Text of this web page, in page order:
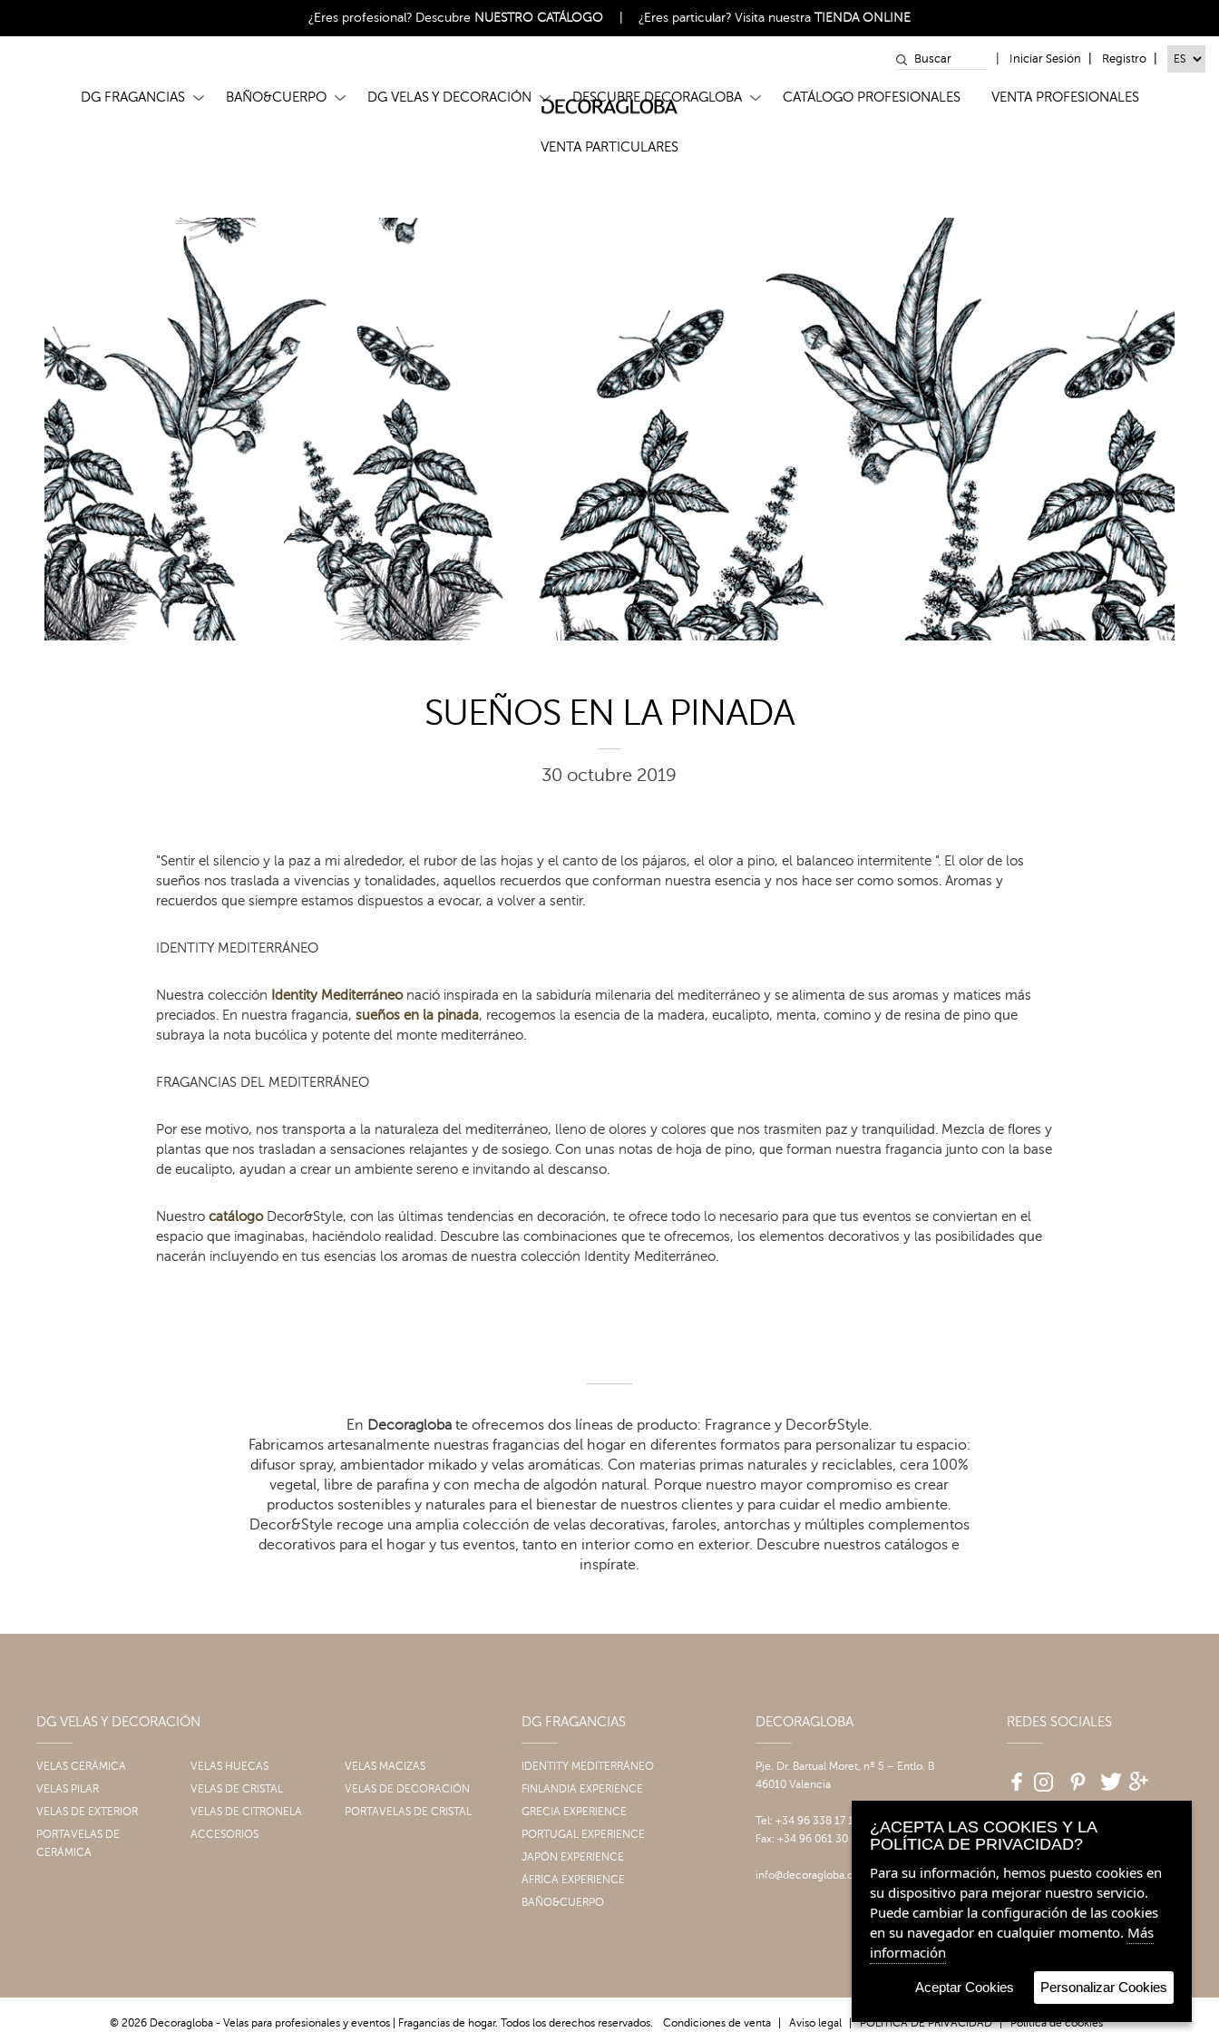
¿Eres profesional? Descubre NUESTRO CATÁLOGO ¿Eres particular?Visita nuestraTIENDA ONLINE
Iniciar Sesión Registro
DG FRAGANCIAS BAÑO&CUERPO DG VELAS Y DECORACIÓN DESCUBRE DECORAGLOBA CATÁLOGO PROFESIONALES VENTA PROFESIONALES
VENTA PARTICULARES
1
SUEÑOS EN LA PINADA
30 octubre 2019
"Sentir el silencio y la paz a mi alrededor, el rubor de las hojas y el canto de los pájaros, el olor a pino, el balanceo intermitente ". El olor de los
sueños nos traslada a vivencias y tonalidades, aquellos recuerdos que conforman nuestra esencia y nos hace ser como somos. Aromas y
recuerdos que siempre estamos dispuestos a evocar, a volver a sentir.
IDENTITY MEDITERRÁNEO
Nuestra colección Identity Mediterráneonació inspirada en la sabiduría milenaria del mediterráneo y se alimenta de sus aromas y matices más
preciados. En nuestra fragancia, sueños en la pinada, recogemos la esencia de la madera, eucalipto, menta, comino y de resina de pino que
subraya la nota bucólica y potente del monte mediterráneo.
FRAGANCIAS DEL MEDITERRÁNEO
Por ese motivo, nos transporta a la naturaleza del mediterráneo, lleno de olores y colores que nos trasmiten paz y tranquilidad. Mezcla de flores y
plantas que nos trasladan a sensaciones relajantes y de sosiego. Con unas notas de hoja de pino, que forman nuestra fragancia junto con la base
de eucalipto, ayudan a crear un ambiente sereno e invitando al descanso.
Nuestro catálogoDecor&Style, con las últimas tendencias en decoración, te ofrece todo lo necesario para que tus eventos se conviertan en el
espacio que imaginabas, haciéndolo realidad. Descubre las combinaciones que te ofrecemos, los elementos decorativos y las posibilidades que
nacerán incluyendo en tus esencias los aromas de nuestra colección Identity Mediterráneo.
En Decoraglobate ofrecemos dos líneas de producto: Fragrance y Decor&Style.
Fabricamos artesanalmente nuestras fragancias del hogar en diferentes formatos para personalizar tu espacio:
difusor spray, ambientador mikado y velas aromáticas. Con materias primas naturales y reciclables, cera 100%
vegetal, libre de parafina y con mecha de algodón natural. Porque nuestro mayor compromiso es crear
productos sostenibles y naturales para el bienestar de nuestros clientes y para cuidar el medio ambiente.
Decor&Style recoge una amplia colección de velas decorativas, faroles, antorchas y múltiples complementos
decorativos para el hogar y tus eventos, tanto en interior como en exterior. Descubre nuestros catálogos e
inspírate.
DG VELAS Y DECORACIÓN
VELAS CERÁMICA VELAS HUECAS
VELAS MACIZAS
VELAS PILAR
VELAS DE CRISTAL
VELAS DE DECORACIÓN
VELAS DE EXTERIOR
VELAS DE CITRONELA
PORTAVELAS DE CRISTAL
PORTAVELAS DE
CERÁMICA
ACCESORIOS
DG FRAGANCIAS
IDENTITY MEDITERRÁNEO
FINLANDIA EXPERIENCE
GRECIA EXPERIENCE
PORTUGAL EXPERIENCE
JAPÓN EXPERIENCE
ÁFRICA EXPERIENCE
BAÑO&CUERPO
DECORAGLOBA
Pje. Dr. Bartual Moret, nº 5 – Entlo. B
46010 Valencia
Tel: +34 96 338 17 17
Fax: +34 96 061 30 14
info@decoragloba.com
REDES SOCIALES
© 2026 Decoragloba - Velas para profesionales y eventos | Fragancias de hogar. Todos los derechos reservados. Condiciones de venta Aviso legal POLÍTICA DE PRIVACIDAD | Política de cookies
¿ACEPTA LAS COOKIES Y LA
POLÍTICA DE PRIVACIDAD?
Para su información, hemos puesto cookies en
su dispositivo para mejorar nuestro servicio.
Puede cambiar la configuración de las cookies
en su navegador en cualquier momento. Más
información
Aceptar Cookies Personalizar Cookies